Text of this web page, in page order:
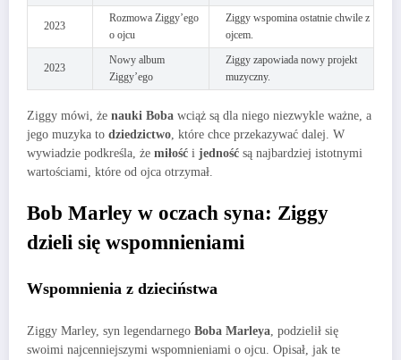
2023
Rozmowa Ziggy’ego
o ojcu
Ziggy wspomina ostatnie chwile z
ojcem.
2023
Nowy album
Ziggy’ego
Ziggy zapowiada nowy projekt
muzyczny.
Ziggy mówi, że nauki Boba wciąż są dla niego niezwykle ważne, a
jego muzyka to dziedzictwo , które chce przekazywać dalej. W
wywiadzie podkreśla, że miłość i jedność są najbardziej istotnymi
wartościami, które od ojca otrzymał.
Bob Marley w oczach syna: Ziggy
dzieli się wspomnieniami
Wspomnienia z dzieciństwa
Ziggy Marley, syn legendarnego Boba Marleya , podzielił się
swoimi najcenniejszymi wspomnieniami o ojcu. Opisał, jak te